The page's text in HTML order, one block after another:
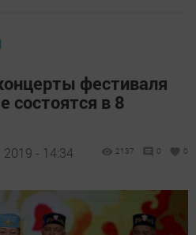
фестиваля
состоятся в 8
- 14:34 2137 0 0